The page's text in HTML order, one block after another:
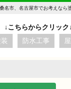
市、名古屋市でお考えなら
防水工事